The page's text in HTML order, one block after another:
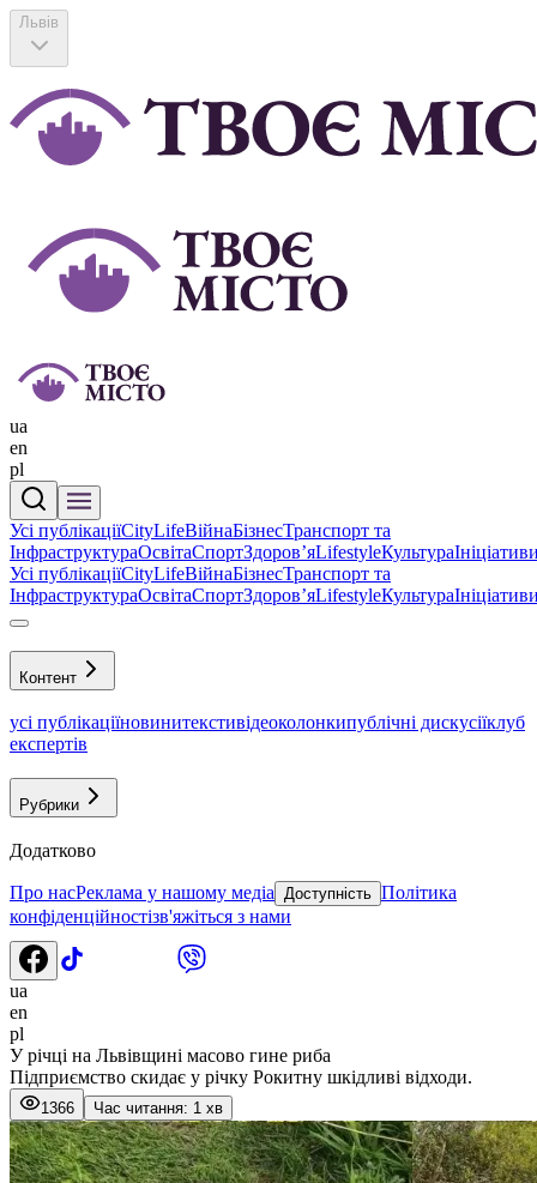
Львів
ua
en
pl
Усі публікаціїCityLifeВійнаБізнесТранспорт та
ІнфраструктураОсвітаСпортЗдоровʼяLifestyleКультура
Усі публікаціїCityLifeВійнаБізнесТранспорт та
ІнфраструктураОсвітаСпортЗдоровʼяLifestyleКультура
Контент
усі публікаціїновинитекстивідеоколонкипублічні дискусіїклуб
експертів
Рубрики
Додатково
Про насРеклама у нашому медіа Доступність Політика
конфіденційностізв'яжіться з нами
ua
en
pl
У річці на Львівщині масово гине риба
Підприємство скидає у річку Рокитну шкідливі відходи.
1366 Час читання: 1 хв